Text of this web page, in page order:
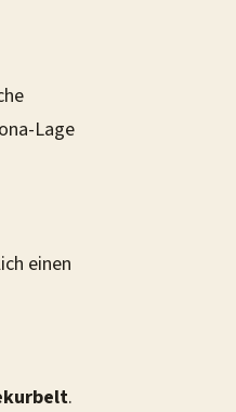
Lage
einen
.